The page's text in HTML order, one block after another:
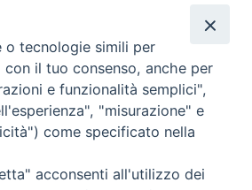
IZSLER
viene garantito per entrambe le
sabato e nei giorni festivi: dalle 08.00
o tecnologie simili per
il tuo consenso, anche per
e funzionalità semplici",
"misurazione" e
come specificato nella
acconsenti all'utilizzo dei